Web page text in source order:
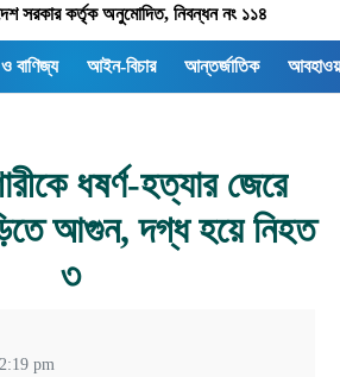
সরকার কর্তৃক অনুমোদিত, নিবন্ধন নং ১১৪
বাণিজ্য আইন-বিচার আন্তর্জাতিক
ধষর্ণ-হত্যার জেরে
আগুন, দগ্ধ হয়ে নিহত
৩
pm